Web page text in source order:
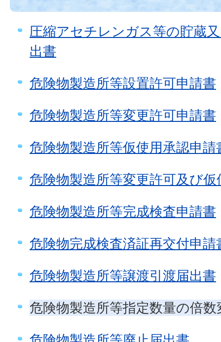
圧縮アセチレンガス等の貯蔵
出書
危険物製造所等設置許可申請書
危険物製造所等変更許可申請書
危険物製造所等仮使用承認申請
危険物製造所等変更許可及び
危険物製造所等完成検査申請書
危険物完成検査済証再交付申請
危険物製造所等譲渡引渡届出書
危険物製造所等指定数量の倍数